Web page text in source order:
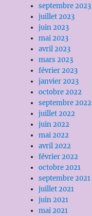
septembre 2023
juillet 2023
juin 2023
mai 2023
avril 2023
mars 2023
février 2023
janvier 2023
octobre 2022
septembre 2022
juillet 2022
juin 2022
mai 2022
avril 2022
février 2022
octobre 2021
septembre 2021
juillet 2021
juin 2021
mai 2021